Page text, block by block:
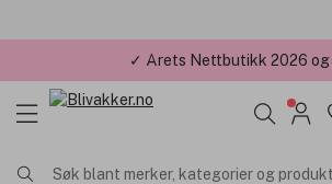
✓ Årets Nettbutikk 2026 og
Søk blant merker, kategorier og